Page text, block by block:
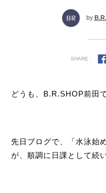
by
SHARE :
どうも、B.R.SHOP前田
先日ブログで、「水泳始
が、順調に日課として続